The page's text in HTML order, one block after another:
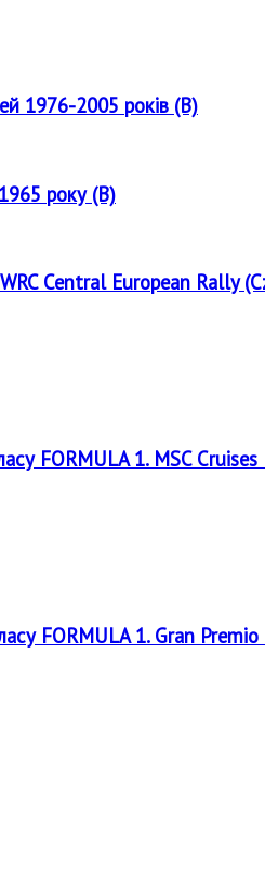
1976-2005 років (B)
року (B)
Central European Rally
FORMULA 1. MSC
FORMULA 1. Gran